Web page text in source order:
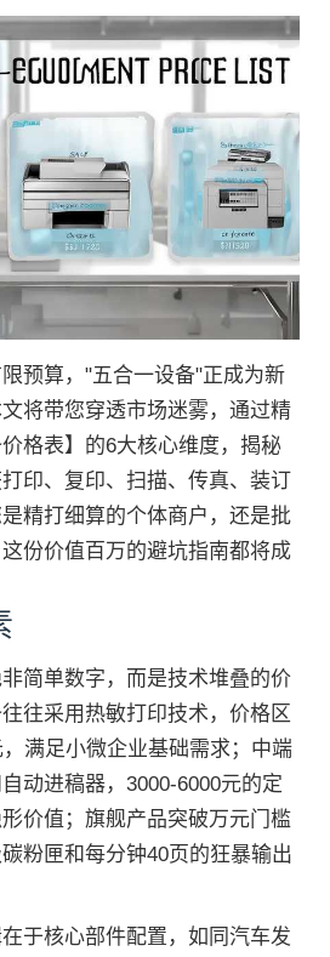
预算，"五合一设备"正成为新
将带您穿透市场迷雾，通过精
格表】的6大核心维度，揭秘
印、复印、扫描、传真、装订
精打细算的个体商户，还是批
份价值百万的避坑指南都将成
简单数字，而是技术堆叠的价
往采用热敏打印技术，价格区
满足小微企业基础需求；中端
动进稿器，3000-6000元的定
价值；旗舰产品突破万元门槛
粉匣和每分钟40页的狂暴输出
于核心部件配置，如同汽车发